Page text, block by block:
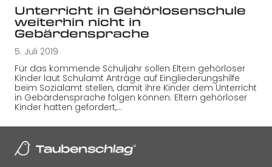
Unterricht in Gehörlosenschule
weiterhin nicht in
Gebärdensprache
5. Juli 2019
Für das kommende Schuljahr sollen Eltern gehörloser
Kinder laut Schulamt Anträge auf Eingliederungshilfe
beim Sozialamt stellen, damit ihre Kinder dem Unterricht
in Gebärdensprache folgen können. Eltern gehörloser
Kinder hatten gefordert,…